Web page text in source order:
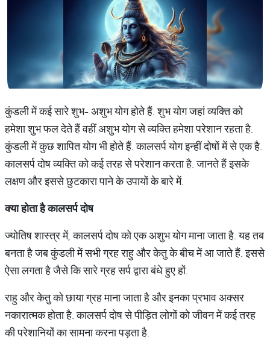
कुंडली में कई सारे शुभ- अशुभ योग होते हैं. शुभ योग जहां व्यक्ति को
हमेशा शुभ फल देते हैं वहीं अशुभ योग से व्यक्ति हमेशा परेशान रहता है.
कुंडली में कुछ शापित योग भी होते हैं. कालसर्प योग इन्हीं दोषों में से एक है.
कालसर्प दोष व्यक्ति को कई तरह से परेशान करता है. जानते हैं इसके
लक्षण और इससे छुटकारा पाने के उपायों के बारे में.
क्या होता है कालसर्प दोष
ज्योतिष शास्त्र में, कालसर्प दोष को एक अशुभ योग माना जाता है. यह तब
बनता है जब कुंडली में सभी ग्रह राहु और केतु के बीच में आ जाते हैं. इससे
ऐसा लगता है जैसे कि सारे ग्रह सर्प द्वारा बंधे हुए हों.
राहु और केतु को छाया ग्रह माना जाता है और इनका प्रभाव अक्सर
नकारात्मक होता है. कालसर्प दोष से पीड़ित लोगों को जीवन में कई तरह
की परेशानियों का सामना करना पड़ता है.